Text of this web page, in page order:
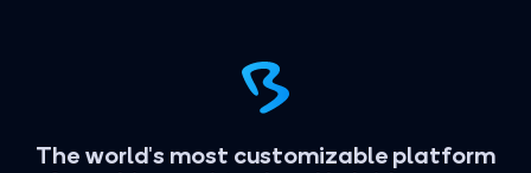
The world's most customizable platform